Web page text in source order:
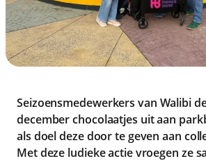
Seizoensmedewerkers van Walibi
december chocolaatjes uit aan
als doel deze door te geven aan
Met deze ludieke actie vroegen ze